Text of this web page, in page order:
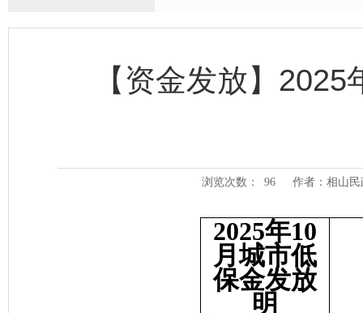
【资金发放】
浏览次数： 96 作者：相山民
2025年10
月城市低
保金发放
明